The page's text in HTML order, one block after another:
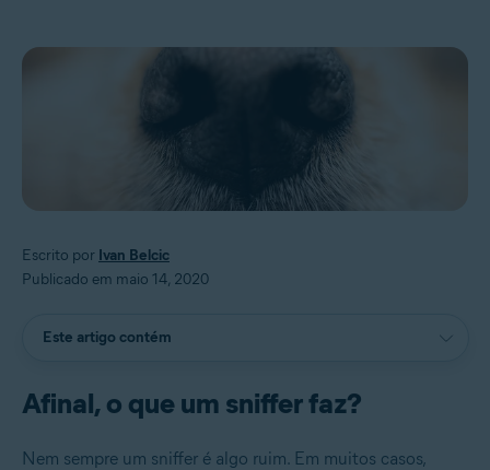
Escrito por Ivan Belcic
Publicado em maio 14, 2020
Este artigo contém
Afinal, o que um sniffer faz?
Nem sempre um sniffer é algo ruim. Em muitos casos,